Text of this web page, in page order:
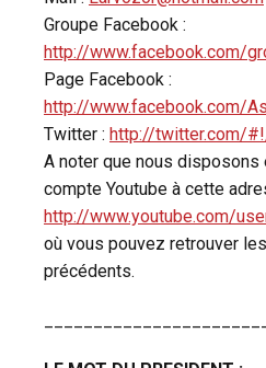
Groupe Facebook :
http://www.facebook.com/
Page Facebook :
http://www.facebook.com/
Twitter : http://twitter.com/
A noter que nous disposons
compte Youtube à cette
http://www.youtube.com/
où vous pouvez retrouver
précédents.